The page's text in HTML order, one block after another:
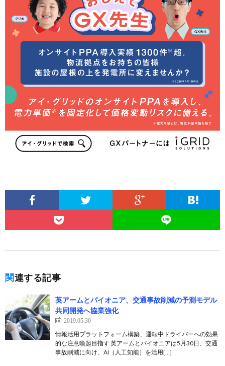
関連する記事
英アームとパイオニア、交通事故削減の予測モデル
共同開発へ協業強化
2019.05.30
情報活用プラットフォーム構築、運転中ドライバーへの効果
的な注意喚起目指す 英アームとパイオニアは5月30日、交通
事故削減に向け、AI（人工知能）を活用[…]